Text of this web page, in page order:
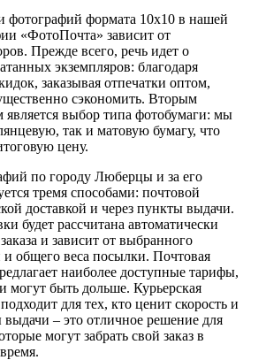
фотографий формата 10х10 в нашей
«ФотоПочта» зависит от
Прежде всего, речь идет о
экземпляров: благодаря
заказывая отпечатки оптом,
сэкономить. Вторым
выбор типа фотобумаги: мы
так и матовую бумагу, что
цену.
по городу Люберцы и за его
тремя способами: почтовой
доставкой и через пункты выдачи.
будет рассчитана автоматически
и зависит от выбранного
и общего веса посылки. Почтовая
наиболее доступные тарифы,
могут быть дольше. Курьерская
для тех, кто ценит скорость и
выдачи – это отличное решение для
могут забрать свой заказ в